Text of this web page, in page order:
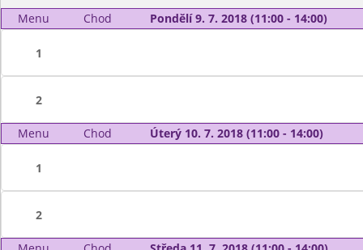
Menu Chod Pondělí 9. 7. 2018 (11:00 - 14:00)
1
2
Menu Chod Úterý 10. 7. 2018 (11:00 - 14:00)
1
2